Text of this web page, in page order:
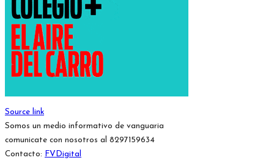
Source link
Somos un medio informativo de vanguaria
comunicate con nosotros al 8297159634
Contacto:
FVDigital